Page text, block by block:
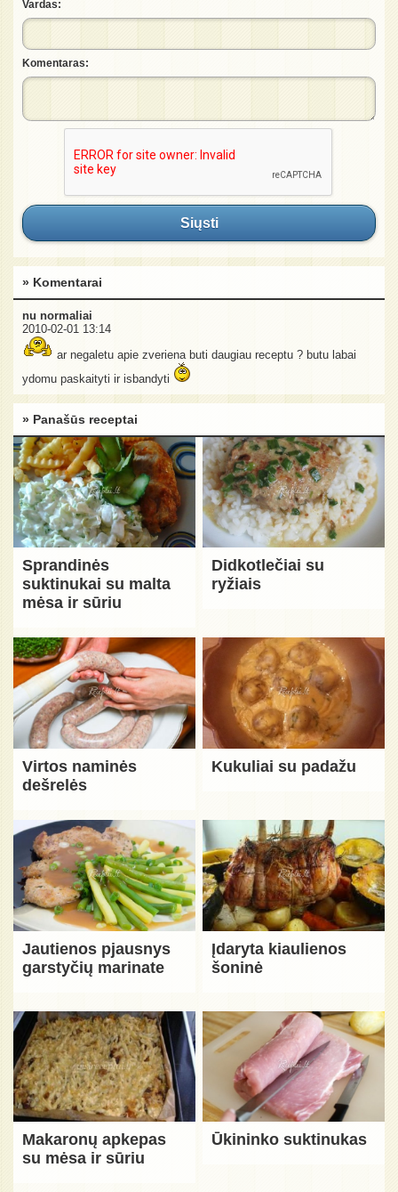
Vardas:
Komentaras:
Siųsti
» Komentarai
nu normaliai
2010-02-01 13:14
ar negaletu apie zveriena buti daugiau receptu ? butu labai
ydomu paskaityti ir isbandyti
» Panašūs receptai
Sprandinės
suktinukai su malta
mėsa ir sūriu
Didkotlečiai su
ryžiais
Virtos naminės
dešrelės
Kukuliai su padažu
Jautienos pjausnys
garstyčių marinate
Įdaryta kiaulienos
šoninė
Makaronų apkepas
su mėsa ir sūriu
Ūkininko suktinukas